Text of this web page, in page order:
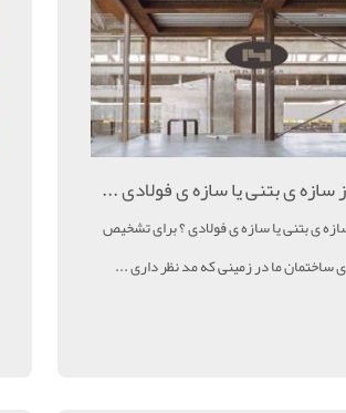
سازه ی بتنی یا سازه ی فولادی ...
ی بتنی یا سازه ی فولادی ؟ برای تشخیص
ساختمان ما در زمینی که مد نظر داری ...